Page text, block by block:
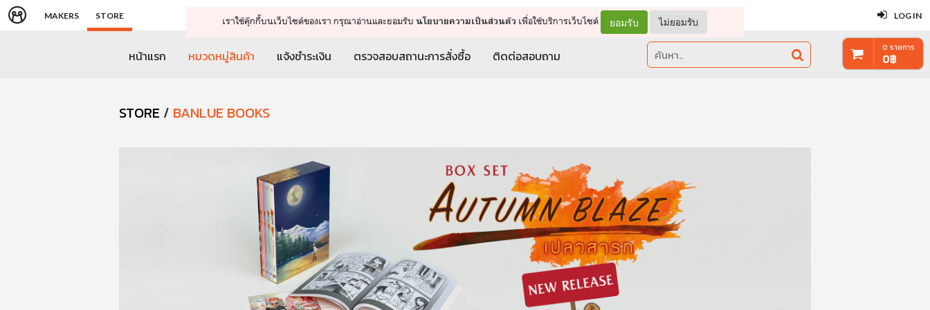
ปิด
จัดการรถเข็น ดำเนินการต่อ
MAKERS STORE LOG IN
เราใช้คุ๊กกี้บนเว็บไซต์ของเรา กรุณาอ่านและยอมรับนโยบายความเป็นส่วนตัว เพื่อใช้บริการเว็บไซต์ ยอมรับ ไม่ยอมรับ
หน้าแรก หมวดหมู่สินค้า แจ้งชำระเงิน ตรวจสอบสถานะการสั่งซื้อ ติดต่อสอบถาม
0 รายการ
0฿
STORE / BANLUE BOOKS